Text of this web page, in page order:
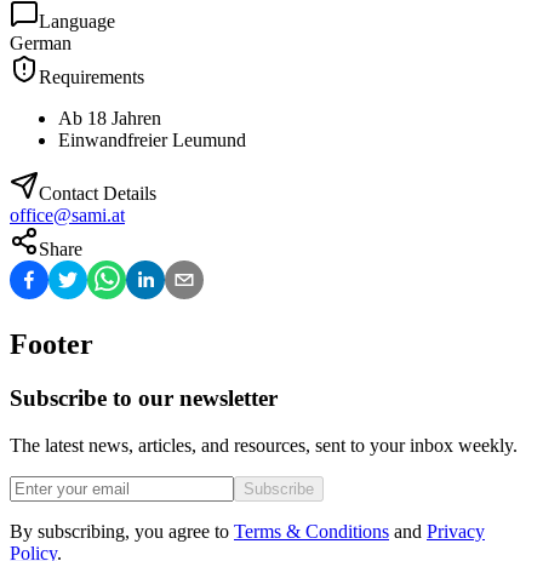
Language
German
Requirements
Ab 18 Jahren
Einwandfreier Leumund
Contact Details
office@sami.at
Share
Footer
Subscribe to our newsletter
The latest news, articles, and resources, sent to your inbox weekly.
Subscribe
By subscribing, you agree to Terms & Conditions and Privacy
Policy.